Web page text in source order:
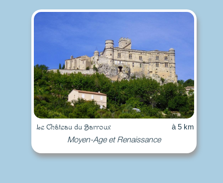
Le Château du Barroux à 5 km
Moyen-Age et Renaissance